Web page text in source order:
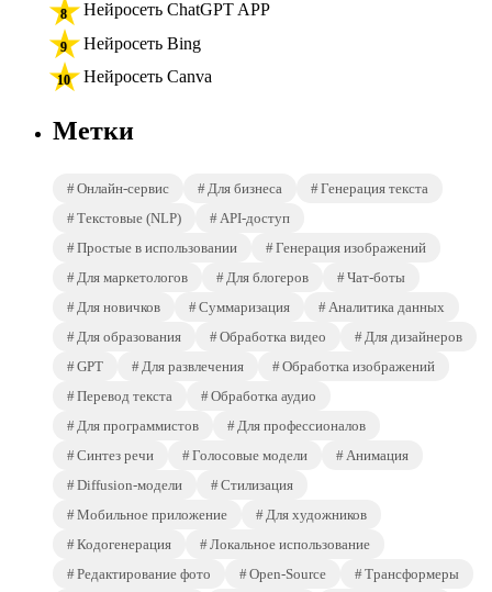
Нейросеть ChatGPT APP
Нейросеть Bing
Нейросеть Canva
Метки
Онлайн-сервис Для бизнеса
Генерация текста
Текстовые (NLP)
API-доступ
Простые в использовании
Генерация изображений
Для маркетологов
Для блогеров
Чат-боты
Для новичков
Суммаризация
Аналитика данных
Для образования
Обработка видео
Для дизайнеров
GPT
Для развлечения
Обработка изображений
Перевод текста
Обработка аудио
Для программистов
Для профессионалов
Синтез речи
Голосовые модели
Анимация
Diffusion-модели
Стилизация
Мобильное приложение
Для художников
Кодогенерация
Локальное использование
Редактирование фото
Open-Source Трансформеры